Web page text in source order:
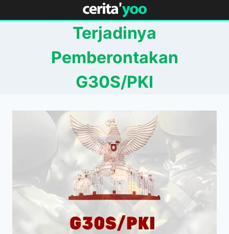
to
Terjadinya
Pemberontakan
G30S/PKI